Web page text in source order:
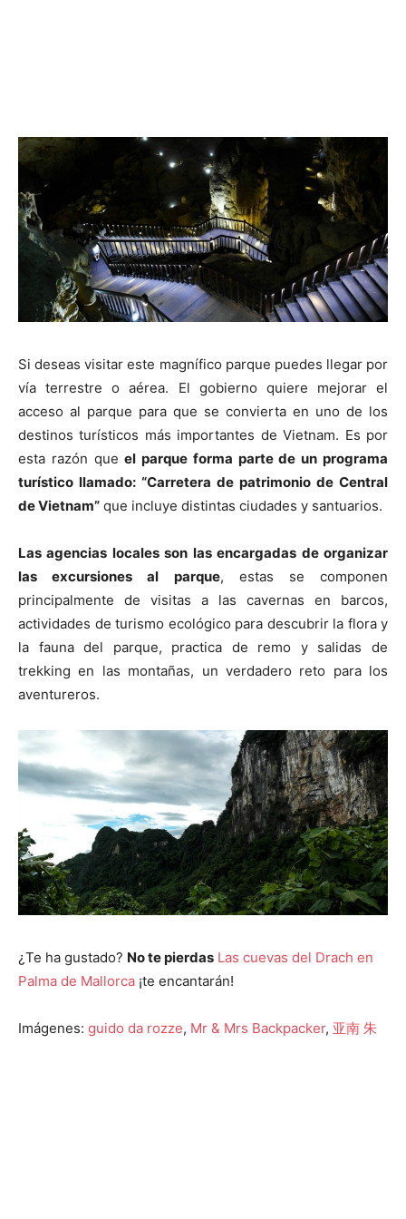
Si deseas visitar este magnífico parque puedes llegar por
vía terrestre o aérea. El gobierno quiere mejorar el
acceso al parque para que se convierta en uno de los
destinos turísticos más importantes de Vietnam. Es por
esta razón queel parque forma parte de un programa
turístico llamado: “Carretera de patrimonio de Central
de Vietnam” que incluye distintas ciudades y santuarios.
Las agencias locales son las encargadas de organizar
las excursiones al parque, estas se componen
principalmente de visitas a las cavernas en barcos,
actividades de turismo ecológico para descubrir la flora y
la fauna del parque, practica de remo y salidas de
trekking en las montañas, un verdadero reto para los
aventureros.
¿Te ha gustado? No te pierdas Las cuevas del Drach en
Palma de Mallorca ¡te encantarán!
Imágenes: guido da rozze, Mr & Mrs Backpacker, 亚南 朱